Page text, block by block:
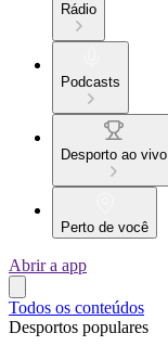
Rádio
Podcasts
Desporto ao vivo
Perto de você
Abrir a app
Todos os conteúdos
Desportos populares